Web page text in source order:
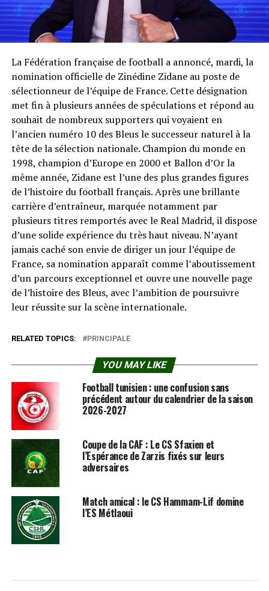
La Fédération française de football a annoncé, mardi, la
nomination officielle de Zinédine Zidane au poste de
sélectionneur de l’équipe de France. Cette désignation
met fin à plusieurs années de spéculations et répond au
souhait de nombreux supporters qui voyaient en
l’ancien numéro 10 des Bleus le successeur naturel à la
tête de la sélection nationale. Champion du monde en
1998, champion d’Europe en 2000 et Ballon d’Or la
même année, Zidane est l’une des plus grandes figures
de l’histoire du football français. Après une brillante
carrière d’entraîneur, marquée notamment par
plusieurs titres remportés avec le Real Madrid, il dispose
d’une solide expérience du très haut niveau. N’ayant
jamais caché son envie de diriger un jour l’équipe de
France, sa nomination apparaît comme l’aboutissement
d’un parcours exceptionnel et ouvre une nouvelle page
de l’histoire des Bleus, avec l’ambition de poursuivre
leur réussite sur la scène internationale.
RELATED TOPICS: PRINCIPALE
YOU MAY LIKE
Football tunisien : une confusion sans
précédent autour du calendrier de la saison
2026-2027
Coupe de la CAF : Le CS Sfaxien et
l’Espérance de Zarzis fixés sur leurs
adversaires
Match amical : le CS Hammam-Lif domine
l’ES Métlaoui